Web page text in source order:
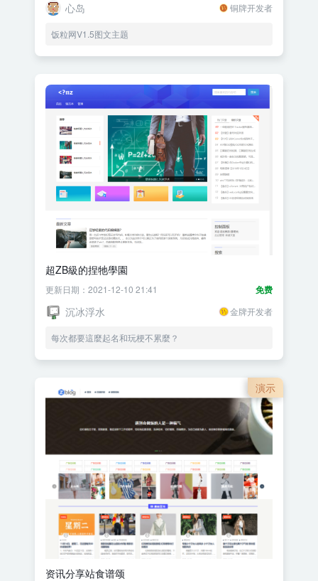
心岛 铜牌开发者
饭粒网V1.5图文主题
超ZB級的捏牠學園
免费
更新日期：2021-12-10 21:41
沉冰浮水 金牌开发者
每次都要這麼起名和玩梗不累麼？
演示
资讯分享站食谱颂